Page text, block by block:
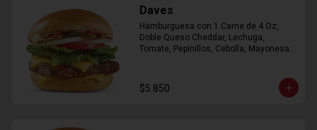
Daves
Hamburguesa con 1 Carne de 4 Oz,
Doble Queso Cheddar, Lechuga,
Tomate, Pepinillos, Cebolla, Mayonesa,
$5.850